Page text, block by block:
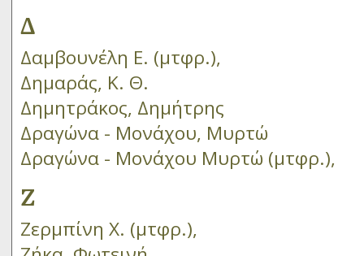
Δ
Δαμβουνέλη Ε. (μτφρ.),
Δημαράς, Κ. Θ.
Δημητράκος, Δημήτρης
Δραγώνα - Μονάχου, Μυρτώ
Δραγώνα - Μονάχου Μυρτώ (μτφρ.),
Ζ
Ζερμπίνη Χ. (μτφρ.),